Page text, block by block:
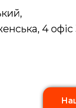
4 офіс